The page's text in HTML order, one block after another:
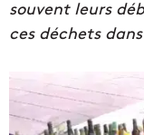
souvent leurs
ces déchets